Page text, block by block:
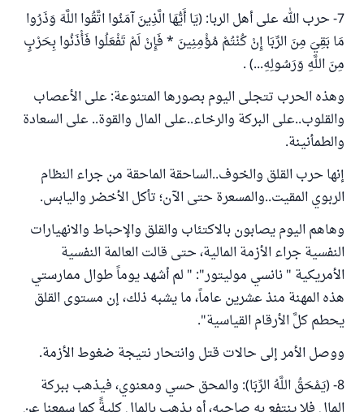
7- حرب الله على أهل الربا: (يَا أَيُّهَا الَّذِينَ آمَنُوا اتَّقُوا اللَّهَ وَذَرُوا
مَا بَقِيَ مِنَ الرِّبَا إِنْ كُنْتُمْ مُؤْمِنِينَ * فَإِنْ لَمْ تَفْعَلُوا فَأْذَنُوا بِحَرْبٍ
مِنَ اللَّهِ وَرَسُولِهِ...) .
وهذه الحرب تتجلى اليوم بصورها المتنوعة: على الأعصاب
والقلوب..على البركة والرخاء..على المال والقوة.. على السعادة
والطمأنينة.
إنها حرب القلق والخوف..الساحقة الماحقة من جراء النظام
الربوي المقيت..والمسعرة حتى الآن؛ تأكل الأخضر واليابس.
وهاهم اليوم يصابون بالاكتئاب والقلق والإحباط والانهيارات
النفسية جراء الأزمة المالية، حتى قالت العالمة النفسية
الأمريكية " نانسي موليتور": " لم أشهد يوماً طوال ممارستي
هذه المهنة منذ عشرين عاماً، ما يشبه ذلك، إن مستوى القلق
يحطم كلَّ الأرقام القياسية".
ووصل الأمر إلى حالات قتل وانتحار نتيجة ضغوط الأزمة.
8- (يَمْحَقُ اللَّهُ الرِّبَا): والمحق حسي ومعنوي، فيذهب ببركة